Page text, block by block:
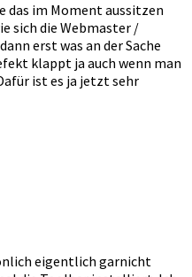
das im Moment aussitzen
sich die Webmaster /
erst was an der Sache
klappt ja auch wenn man
ist es ja jetzt sehr
eigentlich garnicht